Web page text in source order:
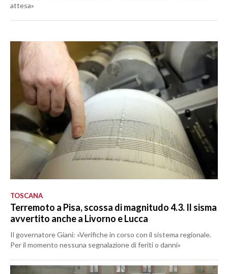
attesa»
TOSCANA
Terremoto a Pisa, scossa di magnitudo 4.3. Il sisma
avvertito anche a Livorno e Lucca
Il governatore Giani: «Verifiche in corso con il sistema regionale.
Per il momento nessuna segnalazione di feriti o danni»